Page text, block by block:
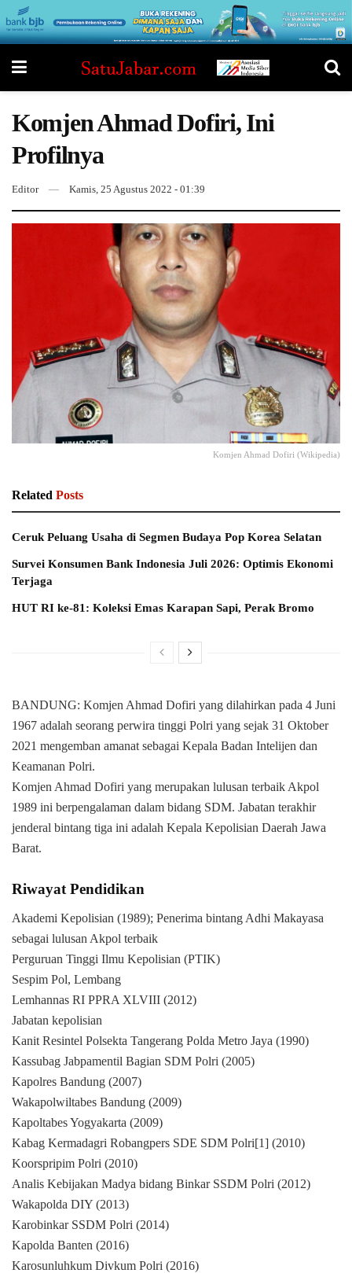
Komjen Ahmad Dofiri, Ini
Profilnya
Editor Kamis, 25 Agustus 2022 - 01:39
Komjen Ahmad Dofiri (Wikipedia)
Related Posts
Ceruk Peluang Usaha di Segmen Budaya Pop Korea Selatan
Survei Konsumen Bank Indonesia Juli 2026: Optimis Ekonomi
Terjaga
HUT RI ke-81: Koleksi Emas Karapan Sapi, Perak Bromo
BANDUNG: Komjen Ahmad Dofiri yang dilahirkan pada 4 Juni
1967 adalah seorang perwira tinggi Polri yang sejak 31 Oktober
2021 mengemban amanat sebagai Kepala Badan Intelijen dan
Keamanan Polri.
Komjen Ahmad Dofiri yang merupakan lulusan terbaik Akpol
1989 ini berpengalaman dalam bidang SDM. Jabatan terakhir
jenderal bintang tiga ini adalah Kepala Kepolisian Daerah Jawa
Barat.
Riwayat Pendidikan
Akademi Kepolisian (1989); Penerima bintang Adhi Makayasa
sebagai lulusan Akpol terbaik
Perguruan Tinggi Ilmu Kepolisian (PTIK)
Sespim Pol, Lembang
Lemhannas RI PPRA XLVIII (2012)
Jabatan kepolisian
Kanit Resintel Polsekta Tangerang Polda Metro Jaya (1990)
Kassubag Jabpamentil Bagian SDM Polri (2005)
Kapolres Bandung (2007)
Wakapolwiltabes Bandung (2009)
Kapoltabes Yogyakarta (2009)
Kabag Kermadagri Robangpers SDE SDM Polri[1] (2010)
Koorspripim Polri (2010)
Analis Kebijakan Madya bidang Binkar SSDM Polri (2012)
Wakapolda DIY (2013)
Karobinkar SSDM Polri (2014)
Kapolda Banten (2016)
Karosunluhkum Divkum Polri (2016)